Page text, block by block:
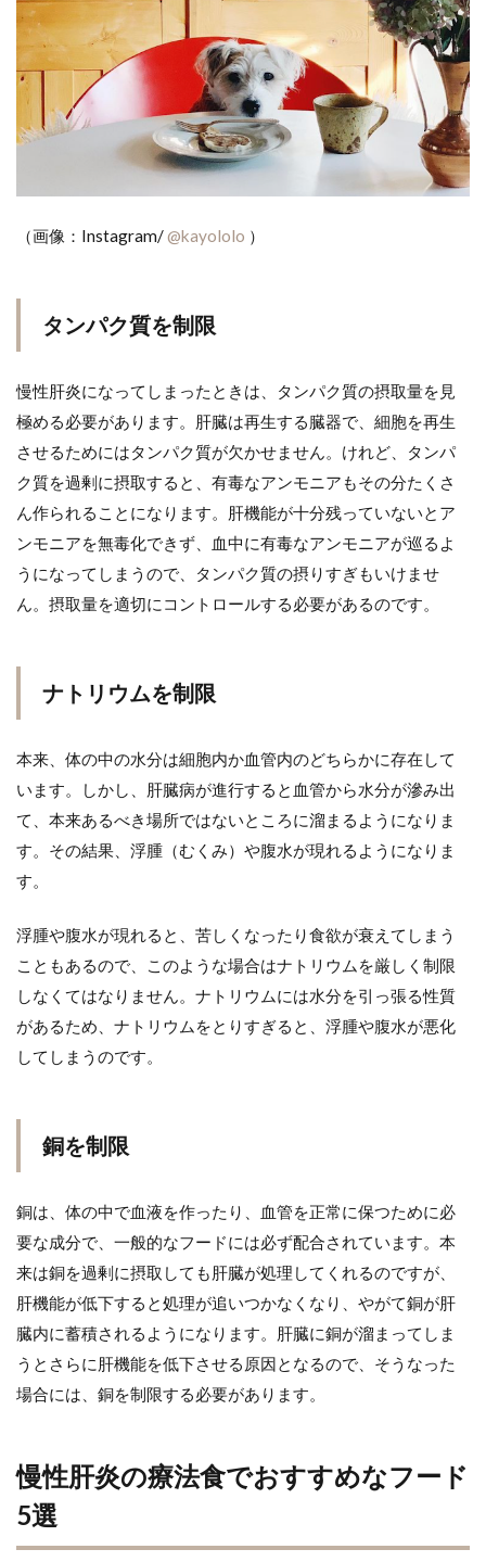
（画像：Instagram/@kayololo ）
タンパク質を制限
慢性肝炎になってしまったときは、タンパク質の摂取量を見
極める必要があります。肝臓は再生する臓器で、細胞を再生
させるためにはタンパク質が欠かせません。けれど、タンパ
ク質を過剰に摂取すると、有毒なアンモニアもその分たくさ
ん作られることになります。肝機能が十分残っていないとア
ンモニアを無毒化できず、血中に有毒なアンモニアが巡るよ
うになってしまうので、タンパク質の摂りすぎもいけませ
ん。摂取量を適切にコントロールする必要があるのです。
ナトリウムを制限
本来、体の中の水分は細胞内か血管内のどちらかに存在して
います。しかし、肝臓病が進行すると血管から水分が滲み出
て、本来あるべき場所ではないところに溜まるようになりま
す。その結果、浮腫（むくみ）や腹水が現れるようになりま
す。
浮腫や腹水が現れると、苦しくなったり食欲が衰えてしまう
こともあるので、このような場合はナトリウムを厳しく制限
しなくてはなりません。ナトリウムには水分を引っ張る性質
があるため、ナトリウムをとりすぎると、浮腫や腹水が悪化
してしまうのです。
銅を制限
銅は、体の中で血液を作ったり、血管を正常に保つために必
要な成分で、一般的なフードには必ず配合されています。本
来は銅を過剰に摂取しても肝臓が処理してくれるのですが、
肝機能が低下すると処理が追いつかなくなり、やがて銅が肝
臓内に蓄積されるようになります。肝臓に銅が溜まってしま
うとさらに肝機能を低下させる原因となるので、そうなった
場合には、銅を制限する必要があります。
慢性肝炎の療法食でおすすめなフード
5選